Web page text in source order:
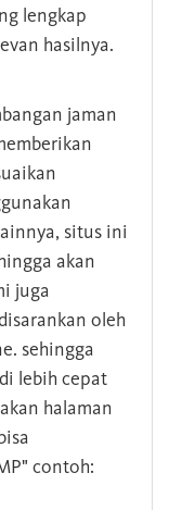
lengkap
hasilnya.
jaman
situs ini
akan
juga
oleh
sehingga
lebih cepat
halaman
contoh: